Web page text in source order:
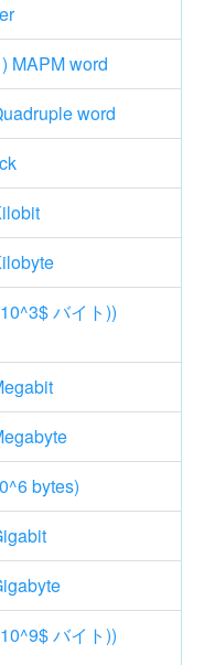
MAPM word
word
バイト))
bytes)
バイト))